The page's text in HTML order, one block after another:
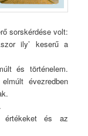
sorskérdése volt:
ily’ keserű a
és történelem.
évezredben
értékeket és az